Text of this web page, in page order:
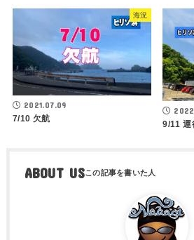
海況
2021.07.09
7/10 欠航
9/11 運
ABOUT US